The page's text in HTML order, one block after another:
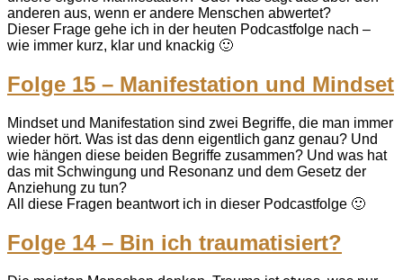
anderen aus, wenn er andere Menschen abwertet?
Dieser Frage gehe ich in der heuten Podcastfolge nach –
wie immer kurz, klar und knackig 🙂
Folge 15 – Manifestation und Mindset
Mindset und Manifestation sind zwei Begriffe, die man immer
wieder hört. Was ist das denn eigentlich ganz genau? Und
wie hängen diese beiden Begriffe zusammen? Und was hat
das mit Schwingung und Resonanz und dem Gesetz der
Anziehung zu tun?
All diese Fragen beantwort ich in dieser Podcastfolge 🙂
Folge 14 – Bin ich traumatisiert?